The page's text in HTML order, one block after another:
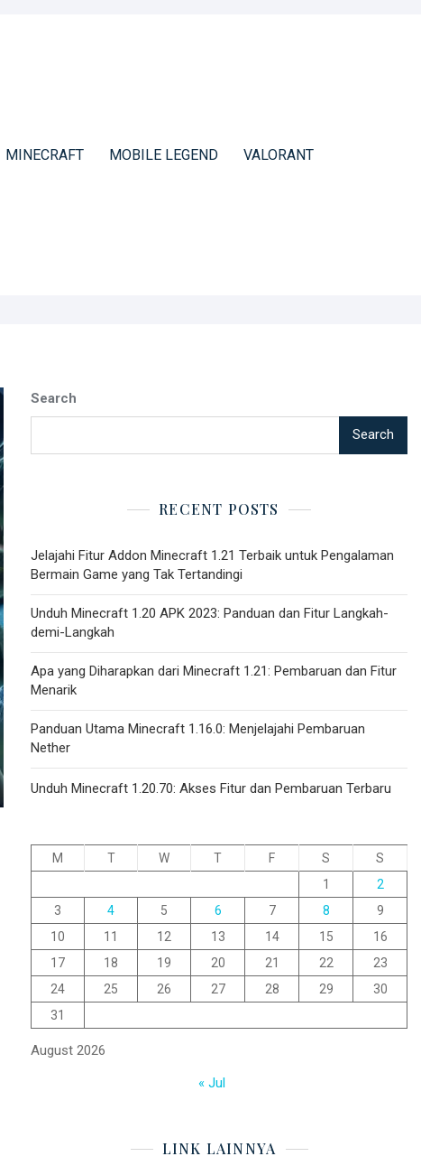
MINECRAFT MOBILE LEGEND VALORANT
Search
Search
RECENT POSTS
Jelajahi Fitur Addon Minecraft 1.21 Terbaik untuk Pengalaman
Bermain Game yang Tak Tertandingi
Unduh Minecraft 1.20 APK 2023: Panduan dan Fitur Langkah-
demi-Langkah
Apa yang Diharapkan dari Minecraft 1.21: Pembaruan dan Fitur
Menarik
Panduan Utama Minecraft 1.16.0: Menjelajahi Pembaruan
Nether
Unduh Minecraft 1.20.70: Akses Fitur dan Pembaruan Terbaru
August 2026
M T W T F S
S
1
2
3
4 5 6 7 8
9
10
11 12 13 14 15
16
17
18 19 20 21 22
23
24
25 26 27 28 29
30
31
« Jul
LINK LAINNYA